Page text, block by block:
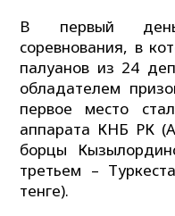
В первый
соревнования, в
палуанов из 24
обладателем
первое место
аппарата КНБ РК
борцы
третьем –
тенге).